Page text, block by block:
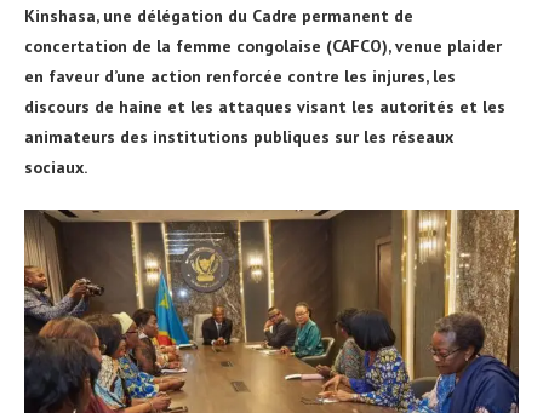
Kinshasa, une délégation du Cadre permanent de
concertation de la femme congolaise (CAFCO), venue plaider
en faveur d’une action renforcée contre les injures, les
discours de haine et les attaques visant les autorités et les
animateurs des institutions publiques sur les réseaux
sociaux.